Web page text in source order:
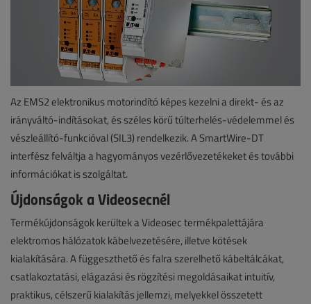
Az EMS2 elektronikus motorindító képes kezelni a direkt- és az
irányváltó-indításokat, és széles körű túlterhelés-védelemmel és
vészleállító-funkcióval (SIL3) rendelkezik. A SmartWire-DT
interfész felváltja a hagyományos vezérlővezetékeket és további
információkat is szolgáltat.
Újdonságok a Videosecnél
Termékújdonságok kerültek a Videosec termékpalettájára
elektromos hálózatok kábelvezetésére, illetve kötések
kialakítására. A függeszthető és falra szerelhető kábeltálcákat,
csatlakoztatási, elágazási és rögzítési megoldásaikat intuitív,
praktikus, célszerű kialakítás jellemzi, melyekkel összetett